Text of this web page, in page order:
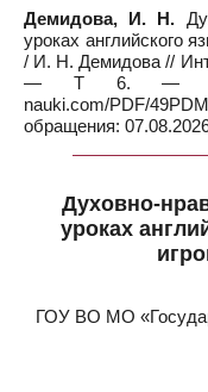
Демидова, И. Н.
уроках английского
/ И. Н. Демидова //
— Т 6. —
nauki.com/
обращения:
Духовно-
уроках
ГОУ ВО МО